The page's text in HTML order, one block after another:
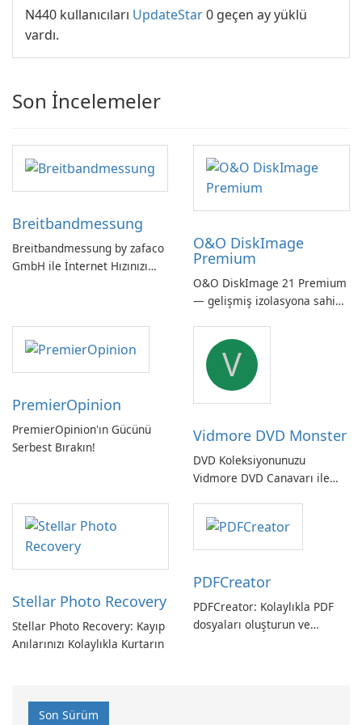
N440 kullanıcıları UpdateStar0 geçen ay yüklü
vardı.
Son İncelemeler
Breitbandmessung
Breitbandmessung by zafaco
GmbH ile İnternet Hızınızı
O&O DiskImage
Premium
O&O DiskImage 21 Premium
— gelişmiş izolasyona sahip
sistem yedekleme
PremierOpinion
PremierOpinion'ın Gücünü
Serbest Bırakın!
V
Vidmore DVD Monster
DVD Koleksiyonunuzu
Vidmore DVD Canavarı ile
Stellar Photo Recovery
Stellar Photo Recovery: Kayıp
Anılarınızı Kolaylıkla Kurtarın
PDFCreator
PDFCreator: Kolaylıkla PDF
dosyaları oluşturun ve
Son Sürüm